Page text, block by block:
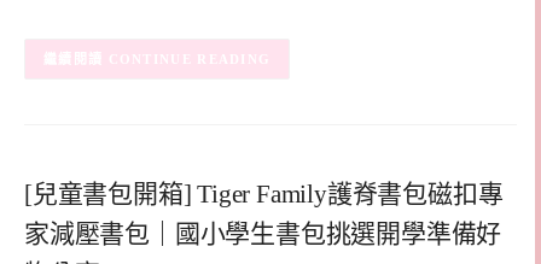
CONTINUE READING
[兒童書包開箱] Tiger Family護脊書包磁扣專
家減壓書包｜國小學生書包挑選開學準備好